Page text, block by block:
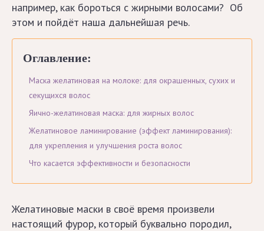
Заплетаем
колосок
Летние
прически
своими
руками
Двойная
коса
своими
руками
например, как бороться с жирными волосами? Об
этом и пойдёт наша дальнейшая речь.
Оглавление:
Маска желатиновая на молоке: для окрашенных, сухих и
секущихся волос
Яично-желатиновая маска: для жирных волос
Желатиновое ламинирование (эффект ламинирования):
для укрепления и улучшения роста волос
Что касается эффективности и безопасности
Желатиновые маски в своё время произвели
настоящий фурор, который буквально породил,